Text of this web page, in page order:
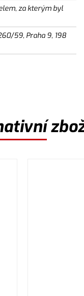
za kterým byl
59, Praha 9, 198